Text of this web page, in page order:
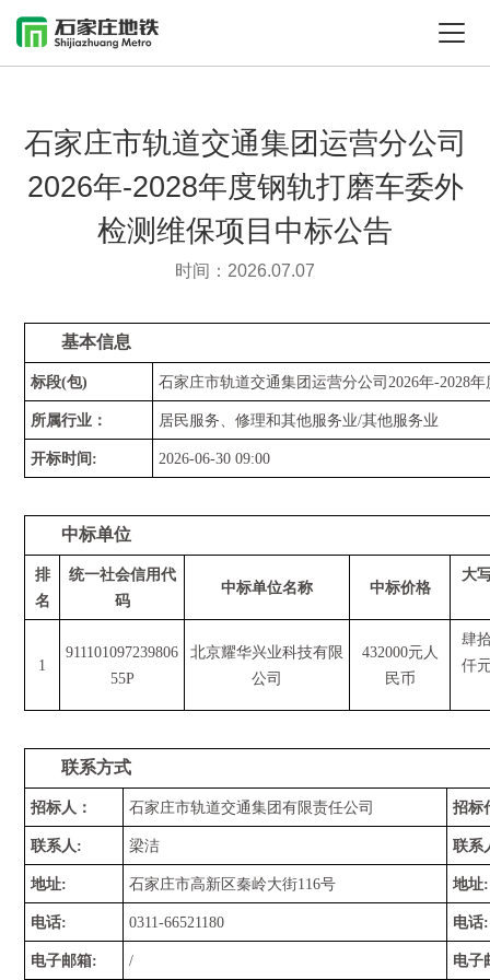
石家庄市轨道交通集团运营分公司
2026年-2028年度钢轨打磨车委外
检测维保项目中标公告
时间：2026.07.07
基本信息
标段(包) 石家庄市轨道交通集团运营分公司2026年-2028
所属行业： 居民服务、修理和其他服务业/其他服务业
开标时间 : 2026-06-30 09:00
中标单位
排
名
统一社会信用代
码
中标单位名称 中标价格
大
1
911101097239806
55P
北京耀华兴业科技有限
公司
432000元人
民币
肆
仟
联系方式
招标人： 石家庄市轨道交通集团有限责任公司 招标
联系人: 梁洁 联系
地址: 石家庄市高新区秦岭大街116号 地址:
电话: 0311-66521180 电话:
电子邮箱: / 电子